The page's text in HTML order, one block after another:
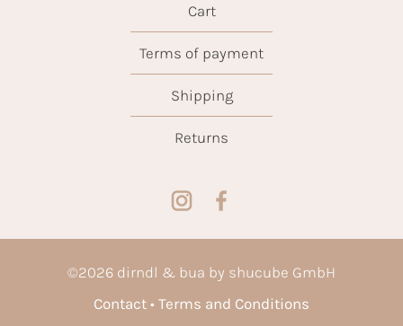
Cart
Terms of payment
Shipping
Returns
©2026 dirndl & bua by shucube GmbH
Contact
Terms and Conditions